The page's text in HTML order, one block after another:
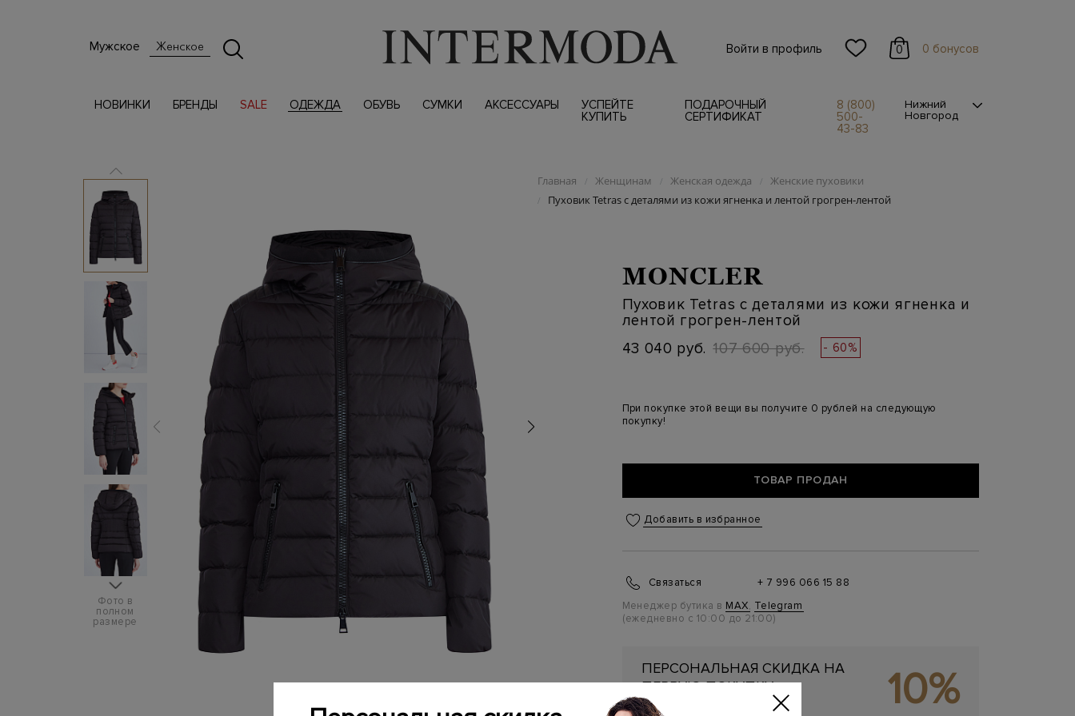
Мужское Женское Войти в профиль 0 0 бонусов
НОВИНКИ БРЕНДЫ SALE ОДЕЖДА ОБУВЬ СУМКИ АКСЕССУАРЫ
УСПЕЙТЕ
КУПИТЬ
ПОДАРОЧНЫЙ
СЕРТИФИКАТ
8 (800)
500-
43-83
Нижний
Новгород
Фото в
полном
размере
Главная / Женщинам / Женская одежда / Женские пуховики
/ Пуховик Tetras с деталями из кожи ягненка и лентой грогрен-лентой
MONCLER
Пуховик Tetras с деталями из кожи ягненка и
лентой грогрен-лентой
43 040 руб. 107 600 руб. - 60%
При покупке этой вещи вы получите 0 рублей на следующую
покупку!
ТОВАР ПРОДАН
Добавить в избранное
Связаться
+ 7 996 066 15 88
Менеджер бутика в MAX, Telegram
(ежедневно с 10:00 до 21:00)
ПЕРСОНАЛЬНАЯ СКИДКА НА
ПЕРВУЮ ПОКУПКУ
Подробнее 10%